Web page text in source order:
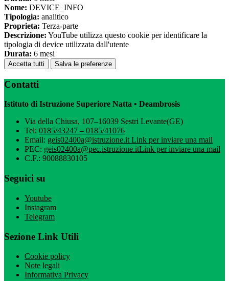
Nome: DEVICE_INFO
Tipologia: analitico
Proprieta: Terza-parte
Descrizione: YouTube utilizza questo cookie per identificare la
tipologia di device utilizzata dall'utente
Durata: 6 mesi
Accetta tutti Salva le preferenze
Contatti
Istituto di Istruzione Superiore Natta • Deambrosis
Via della Chiusa, 107–16039 Sestri Levante(GE)
Tel: 0185/43247 – 0185/41076
Email: geis02400a@istruzione.itLink per inviare una mail
PEC: geis02400a@pec.istruzione.itLink per inviare una mail
C.F.: 90088830105
Seguici su
Youtube
Instagram
Telegram
Sezione Link Utili
Cookie policy
Note legali
Informativa Privacy